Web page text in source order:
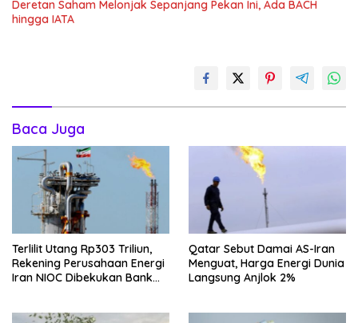
Deretan Saham Melonjak Sepanjang Pekan Ini, Ada BACH
hingga IATA
Baca Juga
Terlilit Utang Rp303 Triliun,
Rekening Perusahaan Energi
Iran NIOC Dibekukan Bank
Qatar Sebut Damai AS-Iran
Menguat, Harga Energi Dunia
Langsung Anjlok 2%